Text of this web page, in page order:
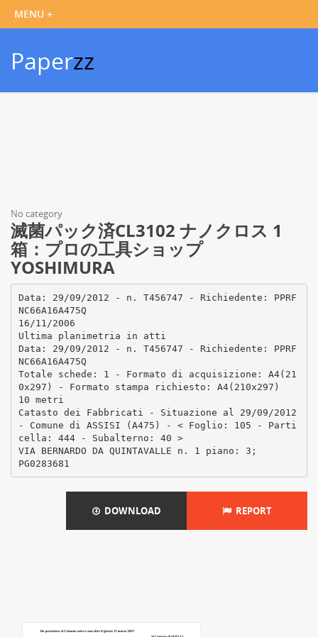
Paperzz
No category
滅菌パック済CL3102 ナノクロス 1
箱：プロの工具ショップ
YOSHIMURA
Data: 29/09/2012 - n. T456747 - Richiedente: PPRF
NC66A16A475Q
16/11/2006
Ultima planimetria in atti
Data: 29/09/2012 - n. T456747 - Richiedente: PPRF
NC66A16A475Q
Totale schede: 1 - Formato di acquisizione: A4(21
0x297) - Formato stampa richiesto: A4(210x297)
10 metri
Catasto dei Fabbricati - Situazione al 29/09/2012
- Comune di ASSISI (A475) - < Foglio: 105 - Parti
cella: 444 - Subalterno: 40 >
VIA BERNARDO DA QUINTAVALLE n. 1 piano: 3;
DOWNLOAD REPORT